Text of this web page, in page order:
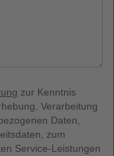
zur Kenntnis
Verarbeitung
Daten,
zum
Service-Leistungen